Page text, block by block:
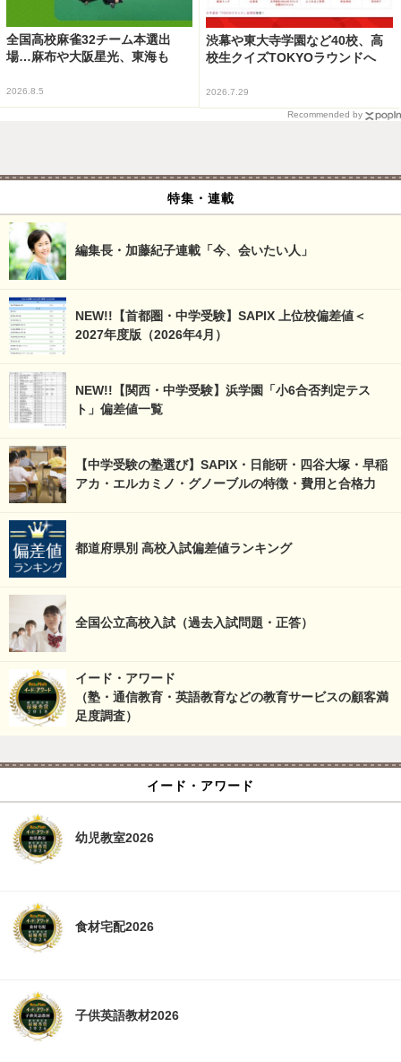
全国高校麻雀32チーム本選出
場…麻布や大阪星光、東海も
2026.8.5
渋幕や東大寺学園など40校、高
校生クイズTOKYOラウンドへ
2026.7.29
Recommended by
特集・連載
編集長・加藤紀子連載「今、会いたい人」
NEW!!【首都圏・中学受験】SAPIX 上位校偏差値＜
2027年度版（2026年4月）
NEW!!【関西・中学受験】浜学園「小6合否判定テス
ト」偏差値一覧
【中学受験の塾選び】SAPIX・日能研・四谷大塚・早稲
アカ・エルカミノ・グノーブルの特徴・費用と合格力
都道府県別 高校入試偏差値ランキング
全国公立高校入試（過去入試問題・正答）
イード・アワード
（塾・通信教育・英語教育などの教育サービスの顧客満
足度調査）
イード・アワード
幼児教室2026
食材宅配2026
子供英語教材2026